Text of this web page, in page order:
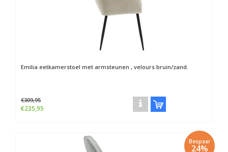
Emilia eetkamerstoel met armsteunen , velours bruin/zand.
€309,95
€235,95
Bespaar
24%